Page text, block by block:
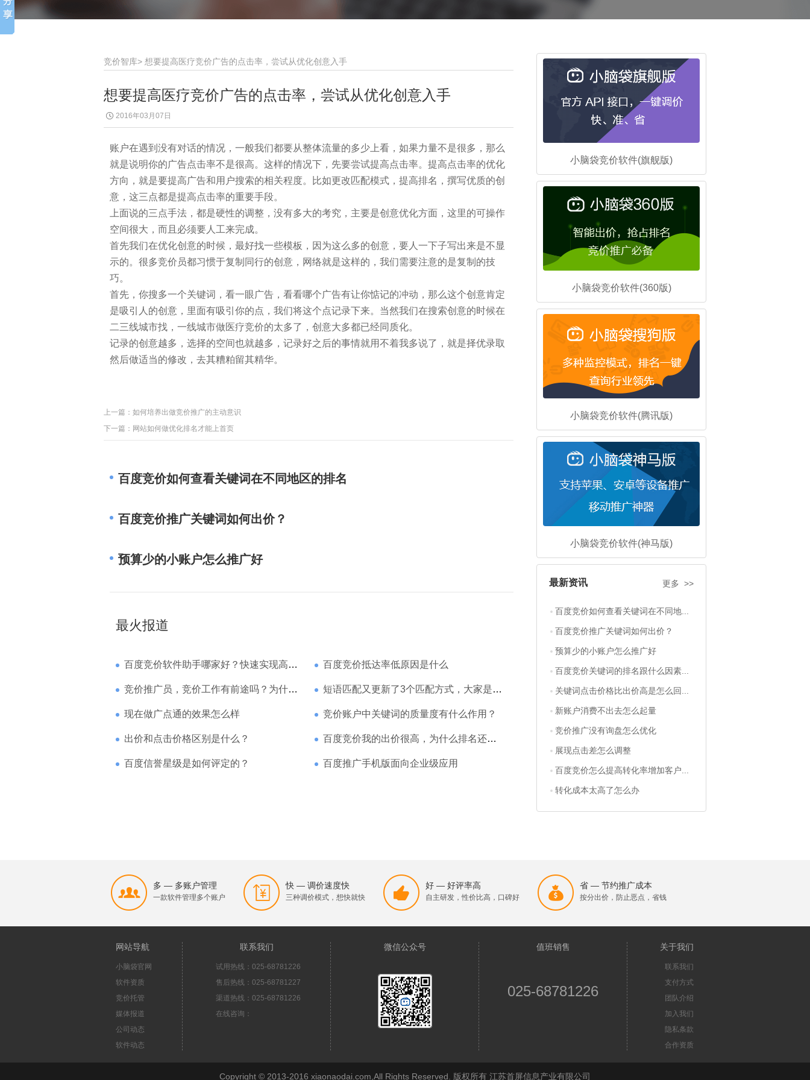
小脑袋竞价软件(旗舰版)
小脑袋竞价软件(360版)
小脑袋竞价软件(腾讯版)
小脑袋竞价软件(神马版)
最新资讯 更多 >>
百度竞价如何查看关键词在不同地...
百度竞价推广关键词如何出价？
预算少的小账户怎么推广好
百度竞价关键词的排名跟什么因素...
关键词点击价格比出价高是怎么回...
新账户消费不出去怎么起量
竞价推广没有询盘怎么优化
展现点击差怎么调整
百度竞价怎么提高转化率增加客户...
转化成本太高了怎么办
竞价智库> 想要提高医疗竞价广告的点击率，尝试从优化创意入手
想要提高医疗竞价广告的点击率，尝试从优化创意入手
2016年03月07日
账户在遇到没有对话的情况，一般我们都要从整体流量的多少上看，如果力量不是很多，那么
就是说明你的广告点击率不是很高。这样的情况下，先要尝试提高点击率。提高点击率的优化
方向，就是要提高广告和用户搜索的相关程度。比如更改匹配模式，提高排名，撰写优质的创
意，这三点都是提高点击率的重要手段。
上面说的三点手法，都是硬性的调整，没有多大的考究，主要是创意优化方面，这里的可操作
空间很大，而且必须要人工来完成。
首先我们在优化创意的时候，最好找一些模板，因为这么多的创意，要人一下子写出来是不显
示的。很多竞价员都习惯于复制同行的创意，网络就是这样的，我们需要注意的是复制的技
巧。
首先，你搜多一个关键词，看一眼广告，看看哪个广告有让你惦记的冲动，那么这个创意肯定
是吸引人的创意，里面有吸引你的点，我们将这个点记录下来。当然我们在搜索创意的时候在
二三线城市找，一线城市做医疗竞价的太多了，创意大多都已经同质化。
记录的创意越多，选择的空间也就越多，记录好之后的事情就用不着我多说了，就是择优录取
然后做适当的修改，去其糟粕留其精华。
上一篇： 如何培养出做竞价推广的主动意识
下一篇： 网站如何做优化排名才能上首页
百度竞价如何查看关键词在不同地区的排名
百度竞价推广关键词如何出价？
预算少的小账户怎么推广好
最火报道
百度竞价软件助手哪家好？快速实现高回报哪家强？ 百度竞价抵达率低原因是什么
竞价推广员，竞价工作有前途吗？为什么待遇那么高 短语匹配又更新了3个匹配方式，大家是如何理解的
现在做广点通的效果怎么样 竞价账户中关键词的质量度有什么作用？
出价和点击价格区别是什么？ 百度竞价我的出价很高，为什么排名还是靠后
百度信誉星级是如何评定的？ 百度推广手机版面向企业级应用
多 — 多账户管理
一款软件管理多个账户
快 — 调价速度快
三种调价模式，想快就快
好 — 好评率高
自主研发，性价比高，口碑好
省 — 节约推广成本
按分出价，防止恶点，省钱
网站导航
小脑袋官网
软件资质
竞价托管
媒体报道
公司动态
软件动态
联系我们
试用热线：025-68781226
售后热线：025-68781227
渠道热线：025-68781226
在线咨询：
微信公众号 值班销售
025-68781226
关于我们
联系我们
支付方式
团队介绍
加入我们
隐私条款
合作资质
Copyright © 2013-2016 xiaonaodai.com,All Rights Reserved. 版权所有 江苏首屏信息产业有限公司